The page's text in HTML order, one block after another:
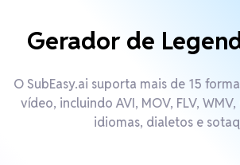
Gerador de
O SubEasy.ai suporta mais de 15
vídeo, incluindo AVI, MOV, FLV,
idiomas, dialetos e